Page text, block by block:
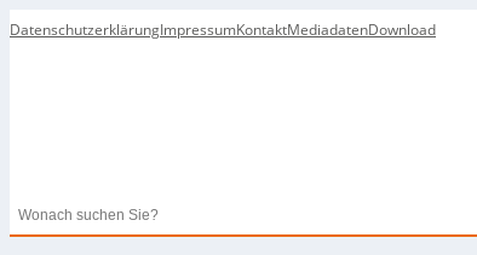
DatenschutzerklärungImpressumKontaktMediadatenDownload
Search